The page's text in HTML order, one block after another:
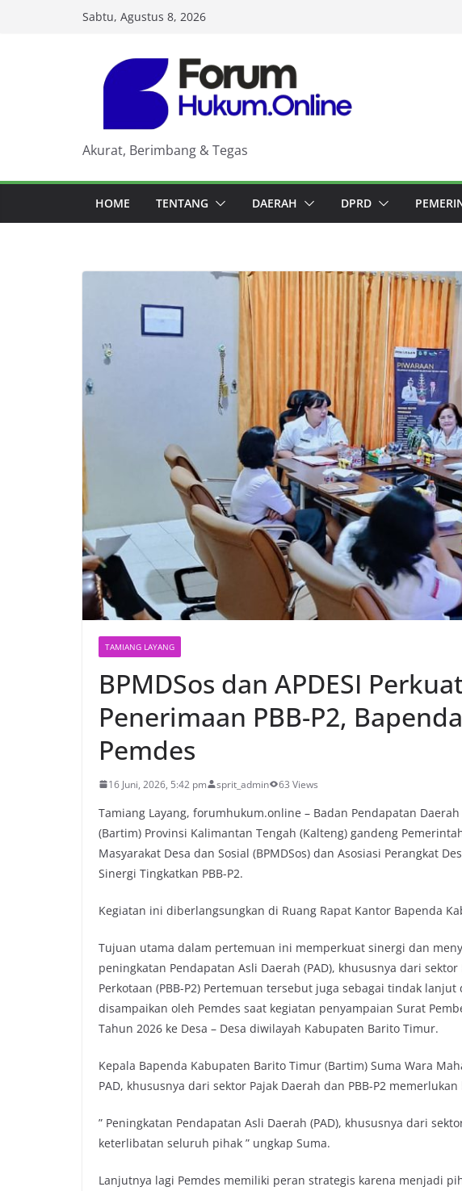
Sabtu, Agustus 8, 2026
Akurat, Berimbang & Tegas
HOME TENTANG DAERAH DPRD
TAMIANG LAYANG
BPMDSos dan APDESI
Penerimaan PBB-P2,
Pemdes
16 Juni, 2026, 5:42 pm sprit_admin 63 Views
Tamiang Layang, forumhukum.online – Badan Pendapatan
(Bartim) Provinsi Kalimantan Tengah (Kalteng) gandeng
Masyarakat Desa dan Sosial (BPMDSos) dan Asosiasi Perangkat
Sinergi Tingkatkan PBB-P2.
Kegiatan ini diberlangsungkan di Ruang Rapat Kantor Bapenda
Tujuan utama dalam pertemuan ini memperkuat sinergi dan
peningkatan Pendapatan Asli Daerah (PAD), khususnya dari
Perkotaan (PBB-P2) Pertemuan tersebut juga sebagai tindak
disampaikan oleh Pemdes saat kegiatan penyampaian Surat
Tahun 2026 ke Desa – Desa diwilayah Kabupaten Barito Timur.
Kepala Bapenda Kabupaten Barito Timur (Bartim) Suma Wara
PAD, khususnya dari sektor Pajak Daerah dan PBB-P2
” Peningkatan Pendapatan Asli Daerah (PAD), khususnya dari
keterlibatan seluruh pihak ” ungkap Suma.
Lanjutnya lagi Pemdes memiliki peran strategis karena menjadi